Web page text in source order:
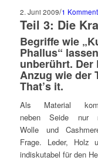
2. Juni 2009/1
Teil 3: Die
Begriffe wie
Phallus“
unberührt. Der
Anzug wie der
That’s it.
Als Material
neben Seide nur
Wolle und
Frage. Leder, Holz
indiskutabel für den